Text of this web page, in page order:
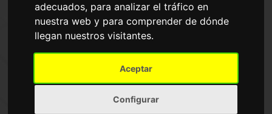
adecuados, para analizar el tráfico en
nuestra web y para comprender de dónde
llegan nuestros visitantes.
Aceptar
Configurar
MAPA DE CALLE CAMPEZO
MADRID